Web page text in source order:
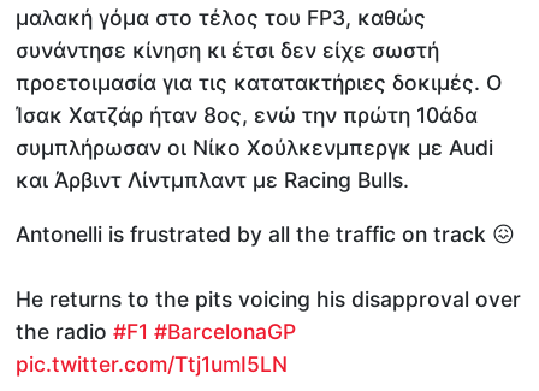
μαλακή γόμα στο τέλος του FP3, καθώς
συνάντησε κίνηση κι έτσι δεν είχε σωστή
προετοιμασία για τις κατατακτήριες δοκιμές. Ο
Ίσακ Χατζάρ ήταν 8ος, ενώ την πρώτη 10άδα
συμπλήρωσαν οι Νίκο Χούλκενμπεργκ με Audi
και Άρβιντ Λίντμπλαντ με Racing Bulls.
Antonelli is frustrated by all the traffic on track 😖
He returns to the pits voicing his disapproval over
the radio#F1 #BarcelonaGP
pic.twitter.com/Ttj1umI5LN